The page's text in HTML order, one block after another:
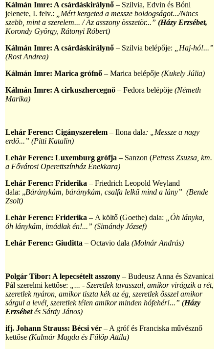
Kálmán Imre: A csárdáskirálynő – Szilvia, Edvin és Bóni
jelenete, I. felv.:
„Mért kergeted a messze boldogságot.../Nincs
szebb, mint a szerelem... / Az asszony összetör...” (Házy Erzsébet,
Korondy György, Rátonyi Róbert)
Kálmán Imre: A csárdáskirálynő – Szilvia belépője: „Haj-hó!...”
(Rost Andrea)
Kálmán Imre: Marica grófnő – Marica belépője (Kukely Júlia)
Kálmán Imre: A cirkuszhercegnő – Fedora belépője (Németh
Marika)
Lehár Ferenc: Cigányszerelem – Ilona dala: „Messze a nagy
erdő...” (Pitti Katalin)
Lehár Ferenc: Luxemburg grófja – Sanzon (Petress Zsuzsa, km.
a Fővárosi Operettszínház Énekkara)
Lehár Ferenc: Friderika – Friedrich Leopold Weyland
dala: „Báránykám, báránykám, csalfa lelkű mind a lány” (Bende
Zsolt)
Lehár Ferenc: Friderika – A költő (Goethe) dala:
„Óh lányka,
óh lánykám, imádlak én!...” (Simándy József)
Lehár Ferenc: Giuditta – Octavio dala (Molnár András)
Polgár Tibor: A lepecsételt asszony – Budeusz Anna és Szvanicai
Pál szerelmi kettőse:
„... - Szeretlek tavasszal, amikor virágzik a rét,
szeretlek nyáron, amikor tiszta kék az ég, szeretlek ősszel amikor
sárgul a levél, szeretlek télen amikor minden hófehér!...” (Házy
Erzsébetés Sárdy János)
ifj. Johann Strauss: Bécsi vér – A gróf és Franciska művésznő
kettőse (Kalmár Magda és Fülöp Attila)